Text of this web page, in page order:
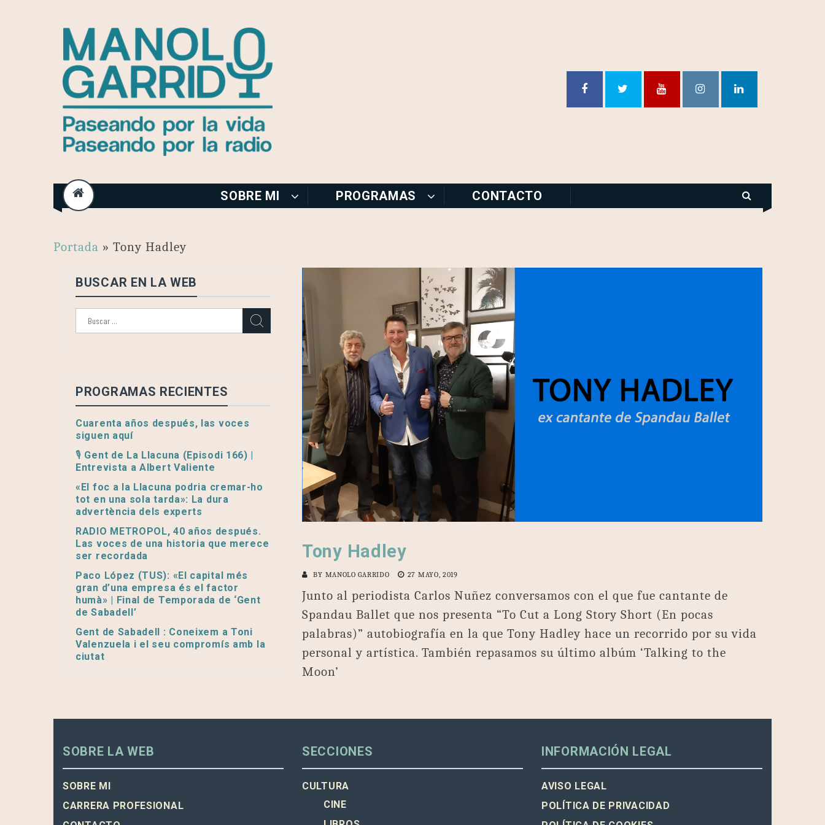
content
SOBRE MI PROGRAMAS CONTACTO
Portada » Tony Hadley
Tony Hadley
BY MANOLO GARRIDO 27 MAYO, 2019
Junto al periodista Carlos Nuñez conversamos con el que fue cantante de
Spandau Ballet que nos presenta “To Cut a Long Story Short (En pocas
palabras)” autobiografía en la que Tony Hadley hace un recorrido por su vida
personal y artística. También repasamos su último albúm ‘Talking to the
Moon’
BUSCAR EN LA WEB
PROGRAMAS RECIENTES
Cuarenta años después, las voces
siguen aquí
🎙️ Gent de La Llacuna (Episodi 166) |
Entrevista a Albert Valiente
«El foc a la Llacuna podria cremar-ho
tot en una sola tarda»: La dura
advertència dels experts
RADIO METROPOL, 40 años después.
Las voces de una historia que merece
ser recordada
Paco López (TUS): «El capital més
gran d’una empresa és el factor
humà» | Final de Temporada de ‘Gent
de Sabadell’
Gent de Sabadell : Coneixem a Toni
Valenzuela i el seu compromís amb la
ciutat
SOBRE LA WEB
SOBRE MI
CARRERA PROFESIONAL
SECCIONES
CULTURA
CINE
INFORMACIÓN LEGAL
AVISO LEGAL
POLÍTICA DE PRIVACIDAD